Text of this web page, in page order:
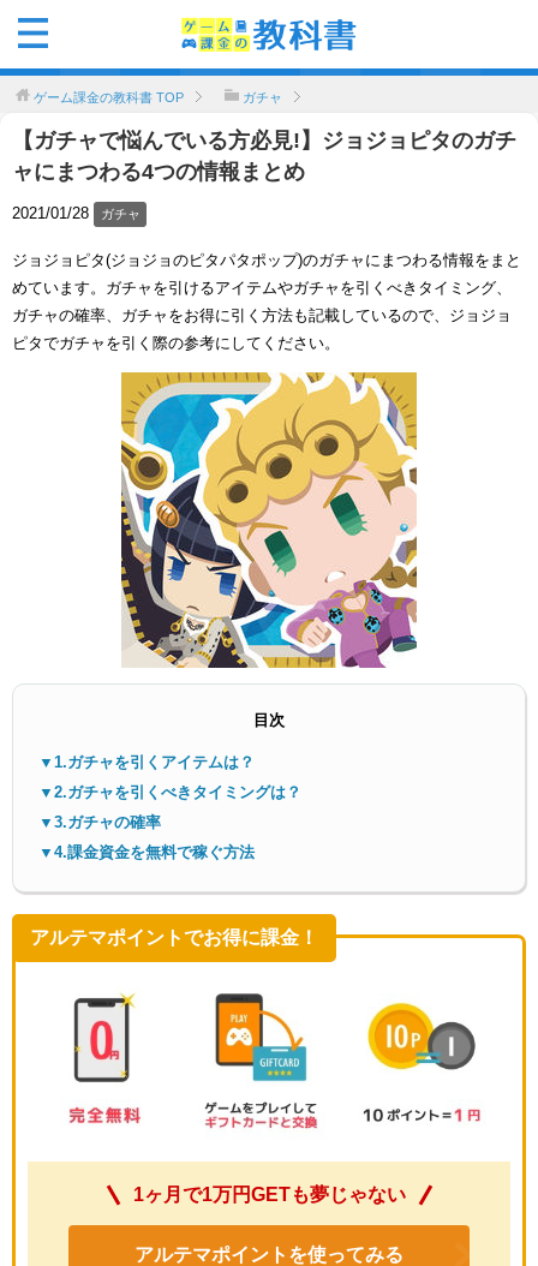
ゲーム課金の教科書 TOP ガチャ
【ガチャで悩んでいる方必見!】ジョジョピタのガチ
ャにまつわる4つの情報まとめ
2021/01/28 ガチャ
ジョジョピタ(ジョジョのピタパタポップ)のガチャにまつわる情報をまと
めています。ガチャを引けるアイテムやガチャを引くべきタイミング、
ガチャの確率、ガチャをお得に引く方法も記載しているので、ジョジョ
ピタでガチャを引く際の参考にしてください。
目次
▼1.ガチャを引くアイテムは？
▼2.ガチャを引くべきタイミングは？
▼3.ガチャの確率
▼4.課金資金を無料で稼ぐ方法
アルテマポイントでお得に課金！
1ヶ月で1万円GETも夢じゃない
アルテマポイントを使ってみる